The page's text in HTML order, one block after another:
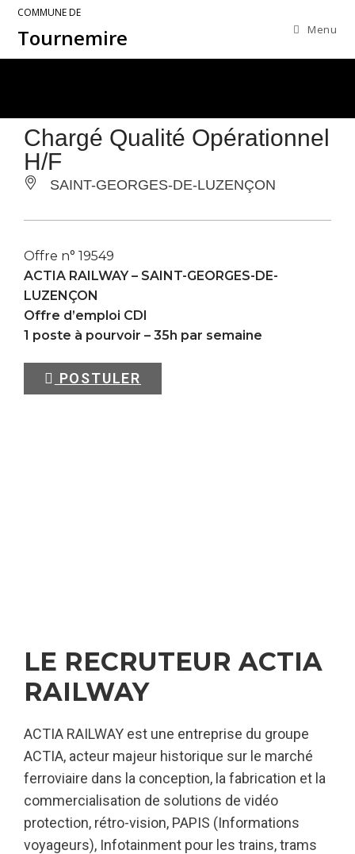
COMMUNE DE
Tournemire Menu
Chargé Qualité Opérationnel
H/F
SAINT-GEORGES-DE-LUZENÇON
Offre n° 19549
ACTIA RAILWAY – SAINT-GEORGES-DE-
LUZENÇON
Offre d’emploi CDI
1 poste à pourvoir – 35h par semaine
POSTULER
LE RECRUTEUR ACTIA
RAILWAY
ACTIA RAILWAY est une entreprise du groupe
ACTIA, acteur majeur historique sur le marché
ferroviaire dans la conception, la fabrication et la
commercialisation de solutions de vidéo
protection, rétro-vision, PAPIS (Informations
voyageurs), Infotainment pour les trains, trams